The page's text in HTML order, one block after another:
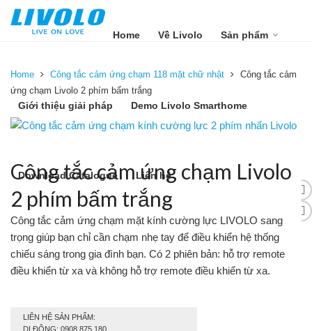
Home Về Livolo Sản phẩm
Giới thiệu giải pháp Demo Livolo Smarthome
Download Catalogue Liên hệ
Home Công tắc cảm ứng chạm 118 mặt chữ nhật
Công tắc cảm
ứng chạm Livolo 2 phím bấm trắng
Công tắc cảm ứng chạm Livolo
2 phím bấm trắng
Công tắc cảm ứng chạm mặt kính cường lực LIVOLO sang
trọng giúp bạn chỉ cần chạm nhẹ tay để điều khiển hệ thống
chiếu sáng trong gia đình bạn. Có 2 phiên bản: hỗ trợ remote
điều khiển từ xa và không hỗ trợ remote điều khiển từ xa.
LIÊN HỆ SẢN PHẨM:
DI ĐỘNG: 0908 875 180